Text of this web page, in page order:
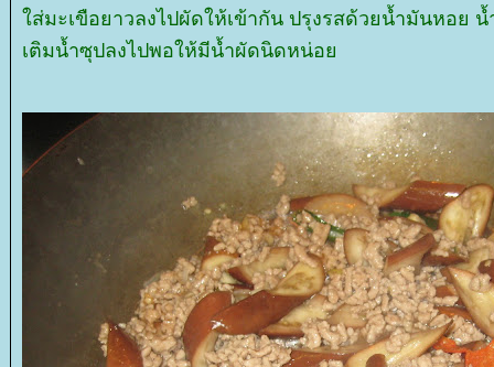
ส่มะเขือยาวลงไปผัดให้เข้ากัน ปรุงรสด้วยน้ำมันหอย
เติมน้ำซุปลงไปพอให้มีน้ำผัดนิดหน่อ